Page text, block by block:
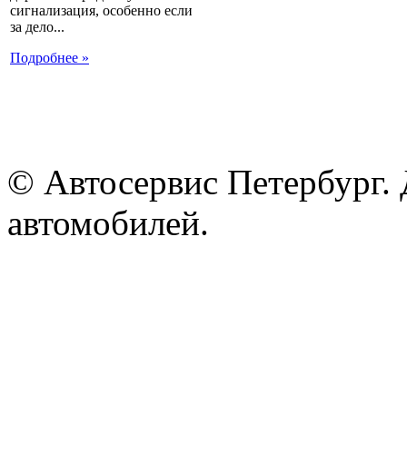
сигнализация, особенно если
за дело...
Подробнее »
© Автосервис
автомобилей.